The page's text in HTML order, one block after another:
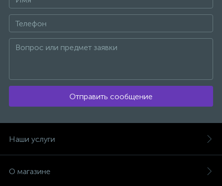
Отправить сообщение
Наши услуги
О магазине